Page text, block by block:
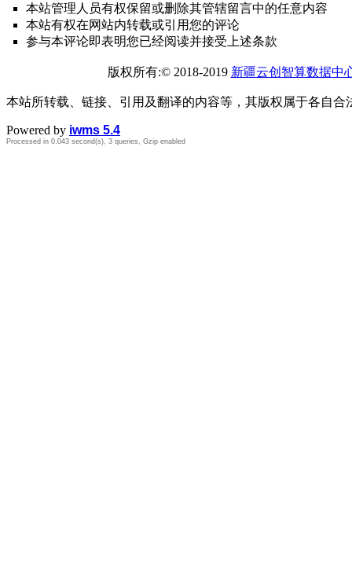
本站管理人员有权保留或删除其管辖留言中的任意内容
本站有权在网站内转载或引用您的评论
参与本评论即表明您已经阅读并接受上述条款
版权所有:© 2018-2019 新疆云创智算数据中
本站所转载、链接、引用及翻译的内容等，其版权属于各自合
Powered by iwms 5.4
Processed in 0.043 second(s), 3 queries, Gzip enabled